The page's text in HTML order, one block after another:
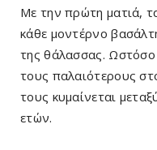
Με την πρώτη ματιά,
κάθε μοντέρνο
της θάλασσας. Ωστόσο
τους παλαιότερους
τους κυμαίνεται
ετών.